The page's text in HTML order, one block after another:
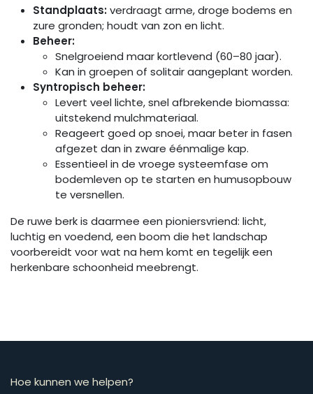
Standplaats:verdraagt arme, droge bodems en
zure gronden; houdt van zon en licht.
Beheer:
Snelgroeiend maar kortlevend (60–80 jaar).
Kan in groepen of solitair aangeplant worden.
Syntropisch beheer:
Levert veel lichte, snel afbrekende biomassa:
uitstekend mulchmateriaal.
Reageert goed op snoei, maar beter in fasen
afgezet dan in zware éénmalige kap.
Essentieel in de vroege systeemfase om
bodemleven op te starten en humusopbouw
te versnellen.
De ruwe berk is daarmee een pioniersvriend: licht,
luchtig en voedend, een boom die het landschap
voorbereidt voor wat na hem komt en tegelijk een
herkenbare schoonheid meebrengt.
Hoe kunnen we helpen?